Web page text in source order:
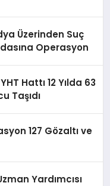
Üzerinden Suç
Operasyon
Hattı 12 Yılda 63
Taşıdı
127 Gözaltı ve
Yardımcısı